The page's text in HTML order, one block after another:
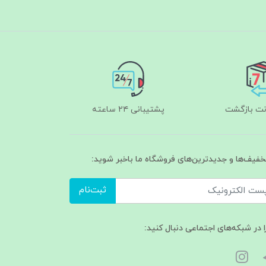
پشتیبانی ۲۴ ساعته
و جدیدترین‌های فروشگاه ما باخبر شوید:
ثبت‌نام
در شبکه‌های اجتماعی دنبال کنید: